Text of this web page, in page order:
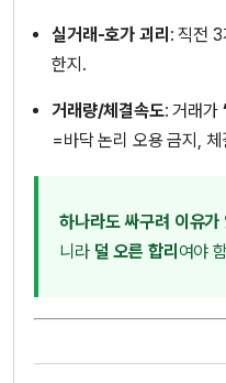
실거래-호가 괴리 : 직전
한지.
거래량/체결속도: 거래가
=바닥 논리 오용 금지,
하나라도 싸구려 이유가
니라 덜 오른 합리 여야